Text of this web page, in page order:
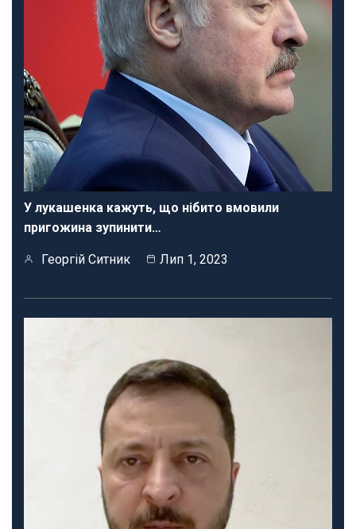
У лукашенка кажуть, що нібито вмовили
пригожина зупинити…
Георгій Ситник Лип 1, 2023